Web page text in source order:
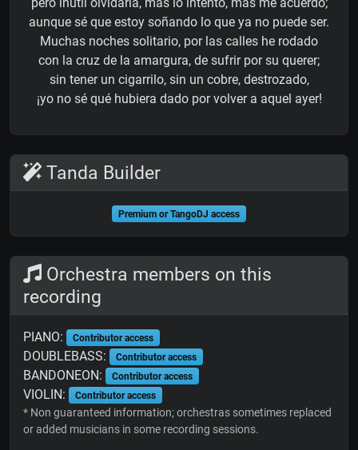
aunque sé que estoy soñando lo que ya no puede ser.
Muchas noches solitario, por las calles he rodado
con la cruz de la amargura, de sufrir por su querer;
sin tener un cigarrilo, sin un cobre, destrozado,
¡yo no sé qué hubiera dado por volver a aquel ayer!
Tanda Builder
Premium or TangoDJ access
Orchestra members on this
recording
PIANO: Contributor access
DOUBLEBASS: Contributor access
BANDONEON: Contributor access
VIOLIN: Contributor access
* Non guaranteed information; orchestras sometimes replaced
or added musicians in some recording sessions.